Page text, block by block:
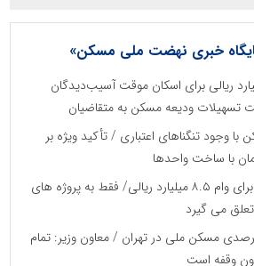
خبری نهضت ملی مسکن»
۷ میلیارد ریالی برای اسکان موقت آسیب‌دیدگان
وجود تنگناهای اعتباری / تأکید ویژه بر
با ساخت واحدها
شرط تازه بانک مرکزی برای وام ۸.۵ میلیارد ریالی/ فقط به پروژه های
پیشرفت ۴۲ درصدی مسکن ملی در تهران / معاون وزیر: تمام
وقفه است